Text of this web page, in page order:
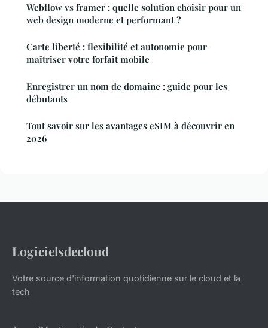
Webflow vs framer : quelle solution choisir pour un
web design moderne et performant ?
Carte liberté : flexibilité et autonomie pour
maîtriser votre forfait mobile
Enregistrer un nom de domaine : guide pour les
débutants
Tout savoir sur les avantages eSIM à découvrir en
2026
Logicielsdecloud
Votre source d'information quotidienne sur le cloud et la
tech